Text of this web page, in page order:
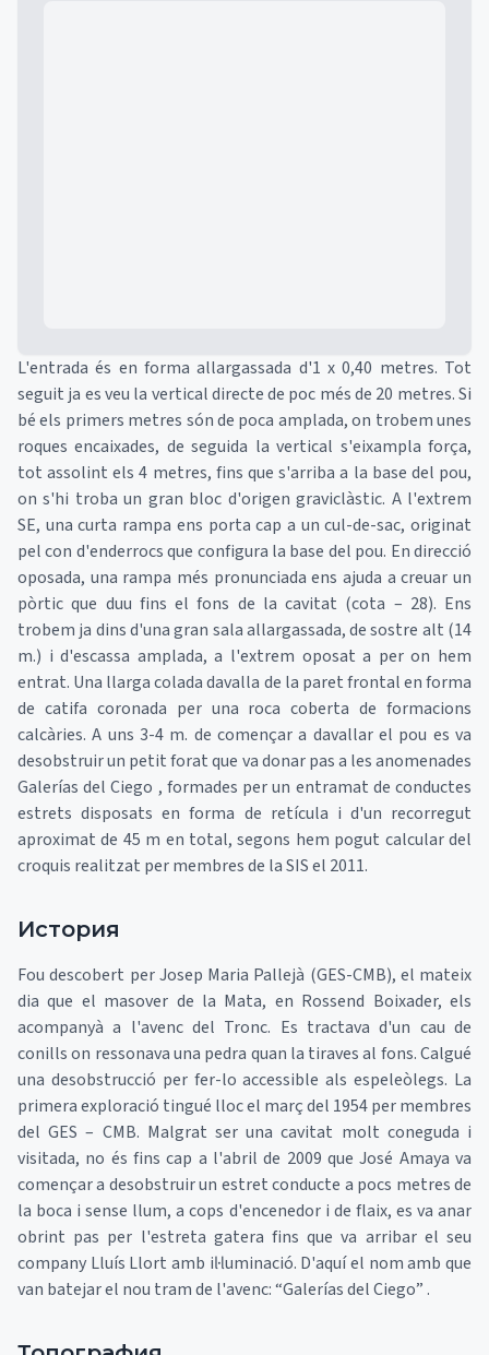
L'entrada és en forma allargassada d'1 x 0,40 metres. Tot
seguit ja es veu la vertical directe de poc més de 20 metres. Si
bé els primers metres són de poca amplada, on trobem unes
roques encaixades, de seguida la vertical s'eixampla força,
tot assolint els 4 metres, fins que s'arriba a la base del pou,
on s'hi troba un gran bloc d'origen graviclàstic. A l'extrem
SE, una curta rampa ens porta cap a un cul-de-sac, originat
pel con d'enderrocs que configura la base del pou. En direcció
oposada, una rampa més pronunciada ens ajuda a creuar un
pòrtic que duu fins el fons de la cavitat (cota – 28). Ens
trobem ja dins d'una gran sala allargassada, de sostre alt (14
m.) i d'escassa amplada, a l'extrem oposat a per on hem
entrat. Una llarga colada davalla de la paret frontal en forma
de catifa coronada per una roca coberta de formacions
calcàries. A uns 3-4 m. de començar a davallar el pou es va
desobstruir un petit forat que va donar pas a les anomenades
Galerías del Ciego , formades per un entramat de conductes
estrets disposats en forma de retícula i d'un recorregut
aproximat de 45 m en total, segons hem pogut calcular del
croquis realitzat per membres de la SIS el 2011.
История
Fou descobert per Josep Maria Pallejà (GES-CMB), el mateix
dia que el masover de la Mata, en Rossend Boixader, els
acompanyà a l'avenc del Tronc. Es tractava d'un cau de
conills on ressonava una pedra quan la tiraves al fons. Calgué
una desobstrucció per fer-lo accessible als espeleòlegs. La
primera exploració tingué lloc el març del 1954 per membres
del GES – CMB. Malgrat ser una cavitat molt coneguda i
visitada, no és fins cap a l'abril de 2009 que José Amaya va
començar a desobstruir un estret conducte a pocs metres de
la boca i sense llum, a cops d'encenedor i de flaix, es va anar
obrint pas per l'estreta gatera fins que va arribar el seu
company Lluís Llort amb il·luminació. D'aquí el nom amb que
van batejar el nou tram de l'avenc: “Galerías del Ciego” .